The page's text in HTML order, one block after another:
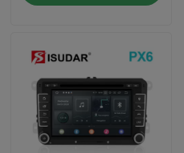
Ongeveer ons
Fabrieksreis